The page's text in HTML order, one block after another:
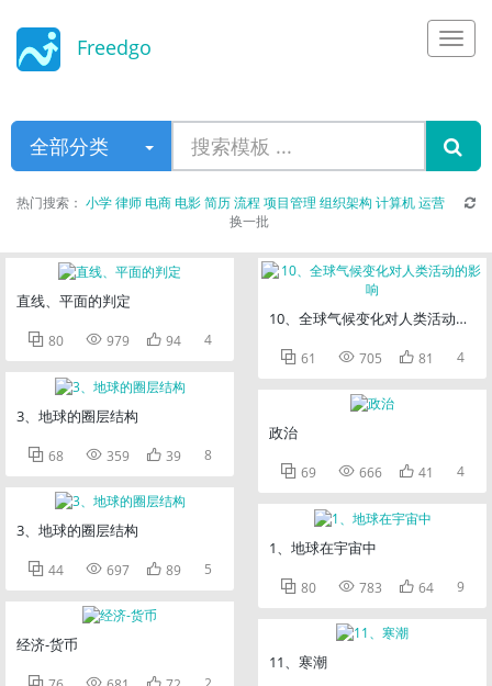
Freedgo
全部分类
热门搜索： 小学律师电商电影简历流程 项目管理 组织架构 计算机运营
换一批
直线、平面的判定
 80  979  94 4
3、地球的圈层结构
 68  359  39 8
3、地球的圈层结构
 44  697  89 5
经济-货币
10、全球气候变化对人类活动的影
 61  705  81 4
政治
 69  666  41 4
1、地球在宇宙中
 80  783  64 9
11、寒潮